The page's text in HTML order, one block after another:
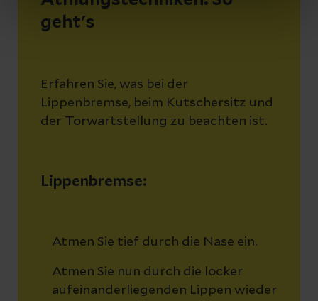
geht's
Erfahren Sie, was bei der
Lippenbremse, beim Kutschersitz und
der Torwartstellung zu beachten ist.
Lippenbremse:
Atmen Sie tief durch die Nase ein.
Atmen Sie nun durch die locker
aufeinanderliegenden Lippen wieder